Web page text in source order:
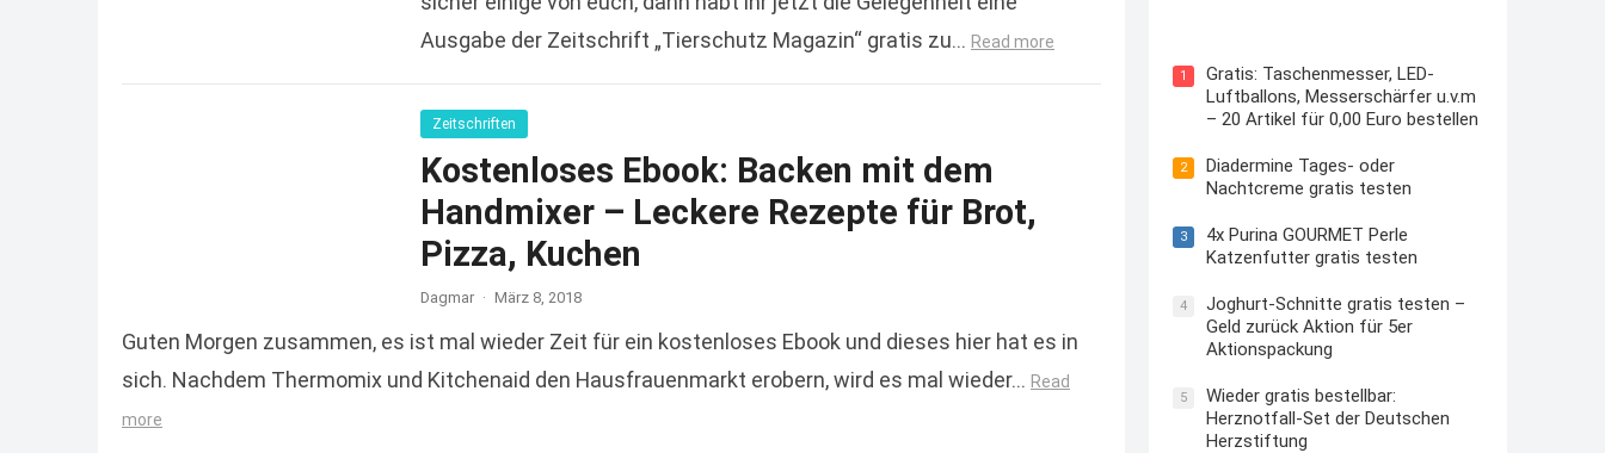
Ausgabe der Zeitschrift „Tierschutz Magazin“ gratis zu… Read more
Zeitschriften
Kostenloses Ebook: Backen mit dem
Handmixer – Leckere Rezepte für Brot,
Pizza, Kuchen
Dagmar · März 8, 2018
Guten Morgen zusammen, es ist mal wieder Zeit für ein kostenloses Ebook und dieses hier hat es in
sich. Nachdem Thermomix und Kitchenaid den Hausfrauenmarkt erobern, wird es mal wieder… Read
more
1
Gratis: Taschenmesser, LED-
Luftballons, Messerschärfer u.v.m
– 20 Artikel für 0,00 Euro bestellen
2
Diadermine Tages- oder
Nachtcreme gratis testen
3
4x Purina GOURMET Perle
Katzenfutter gratis testen
4
Joghurt-Schnitte gratis testen –
Geld zurück Aktion für 5er
Aktionspackung
5
Wieder gratis bestellbar:
Herznotfall-Set der Deutschen
Herzstiftung